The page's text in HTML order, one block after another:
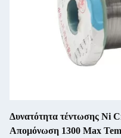
Δυνατότητα τέντωσης Ni
Απομόνωση 1300 Max